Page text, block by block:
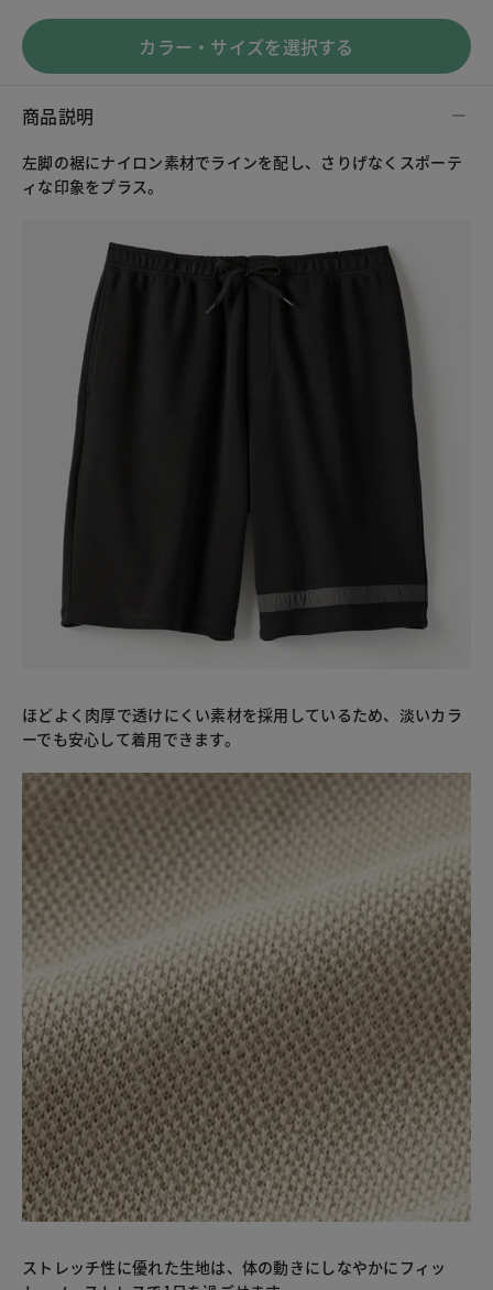
カラー・サイズを選択する
商品説明
左脚の裾にナイロン素材でラインを配し、さりげなくスポーテ
ィな印象をプラス。
ほどよく肉厚で透けにくい素材を採用しているため、淡いカラ
ーでも安心して着用できます。
ストレッチ性に優れた生地は、体の動きにしなやかにフィッ